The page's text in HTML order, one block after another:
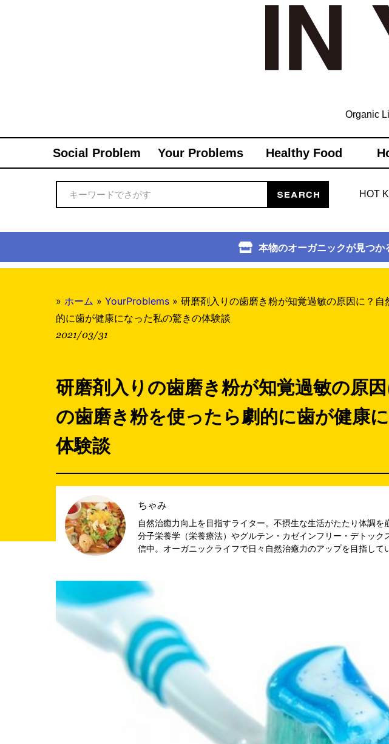
Organic
Social Problem Your Problems Healthy Food
HOT
本物のオーガニックが見つ
» ホーム » YourProblems » 研磨剤入りの歯磨き粉が知覚過敏の原因に？
的に歯が健康になった私の驚きの体験談
2021/03/31
研磨剤入りの歯磨き粉が知覚過敏の原
の歯磨き粉を使ったら劇的に歯が健康
体験談
ちゃみ
自然治癒力向上を目指すライター。不摂生な生活がたたり体調を
分子栄養学（栄養療法）やグルテン・カゼインフリー・デトック
信中。オーガニックライフで日々自然治癒力のアップを目指して